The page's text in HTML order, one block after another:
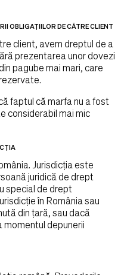
OBLIGAŢIILOR DE CĂTRE CLIENT
client, avem dreptul de a
prezentarea unor dovezi
pagube mai mari, care
faptul că marfa nu a fost
considerabil mai mic
Jurisdicţia este
juridică de drept
special de drept
în România sau
din ţară, sau dacă
momentul depunerii